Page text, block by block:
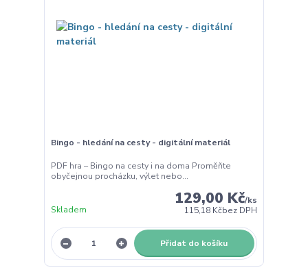
Bingo - hledání na cesty - digitální materiál
PDF hra – Bingo na cesty i na doma Proměňte
obyčejnou procházku, výlet nebo...
129,00 Kč/ks
115,18 Kčbez DPH
Skladem
Přidat do košíku